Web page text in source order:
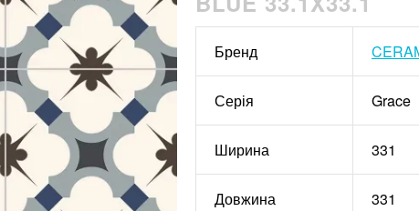
Бренд
Серія Grace
Ширина 331
Довжина 331